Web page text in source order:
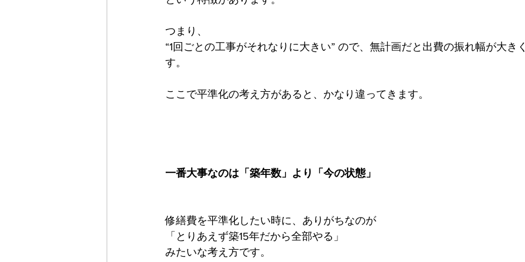
つまり、
“1回ごとの工事がそれなりに大きい” ので、無計画だと出費の振れ幅が大き
す。
ここで平準化の考え方があると、かなり違ってきます。
一番大事なのは「築年数」より「今の状態」
修繕費を平準化したい時に、ありがちなのが
「とりあえず築15年だから全部やる」
みたいな考え方です。